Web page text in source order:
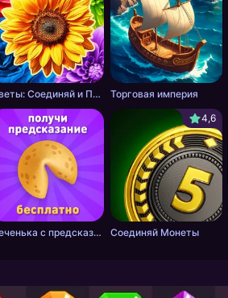
Цветы: Соединяй и Продавай Букеты! Торговая империя
Печенька с предсказанием
4,6
Соединяй Монеты